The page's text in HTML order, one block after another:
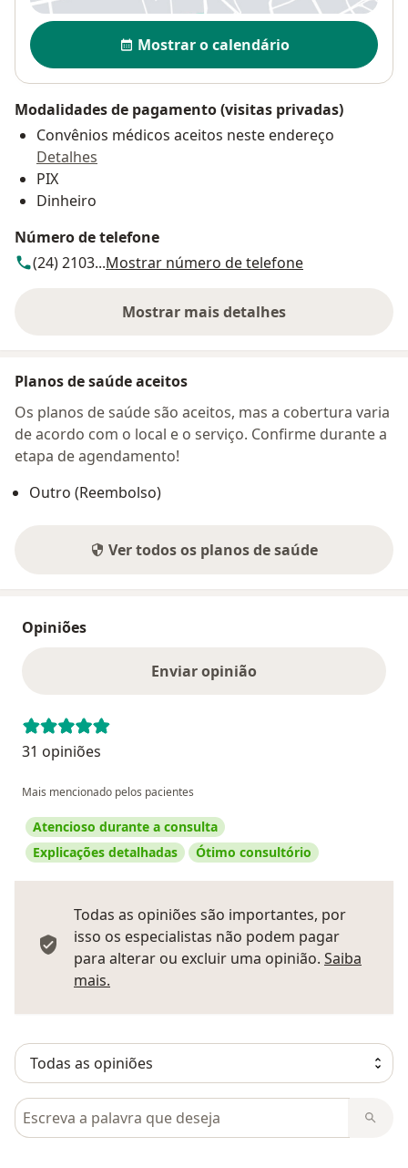
Disponibilidade
Mostrar o calendário
Modalidades de pagamento (visitas privadas)
Convênios médicos aceitos neste endereço
Detalhes
PIX
Dinheiro
Número de telefone
(24) 2103...Mostrar número de telefone
Mostrar mais detalhes
sobre o endereço
Planos de saúde aceitos
Os planos de saúde são aceitos, mas a cobertura varia
de acordo com o local e o serviço. Confirme durante a
etapa de agendamento!
Outro (Reembolso)
Ver todos os planos de saúde
Opiniões
Enviar opinião
31 opiniões
Mais mencionado pelos pacientes
Atencioso durante a consulta
Explicações detalhadas
Ótimo consultório
Todas as opiniões são importantes, por
isso os especialistas não podem pagar
para alterar ou excluir uma opinião. Saiba
mais.
Pesquisar em opiniões